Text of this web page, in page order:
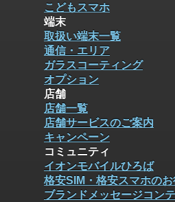
こどもスマホ
端末
取扱い端末一覧
通信・エリア
ガラスコーティング
オプション
店舗
店舗一覧
店舗サービスのご案内
キャンペーン
コミュニティ
イオンモバイルひろば
格安SIM・格安スマホの
ブランドメッセージコン